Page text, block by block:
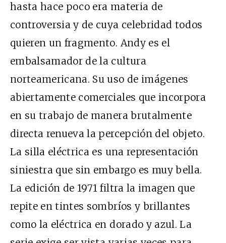
hasta hace poco era materia de
controversia y de cuya celebridad todos
quieren un fragmento. Andy es el
embalsamador de la cultura
norteamericana. Su uso de imágenes
abiertamente comerciales que incorpora
en su trabajo de manera brutalmente
directa renueva la percepción del objeto.
La silla eléctrica es una representación
siniestra que sin embargo es muy bella.
La edición de 1971 filtra la imagen que
repite en tintes sombríos y brillantes
como la eléctrica en dorado y azul. La